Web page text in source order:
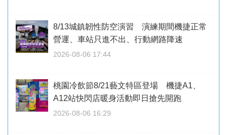
8/13城鎮韌性防空演習 演練期間機捷正常
營運、車站只進不出、行動網路降速
2026-08-06 17:44
桃園冷飲節8/21藝文特區登場 機捷A1、
A12站快閃店暖身活動即日搶先開跑
2026-08-06 16:29